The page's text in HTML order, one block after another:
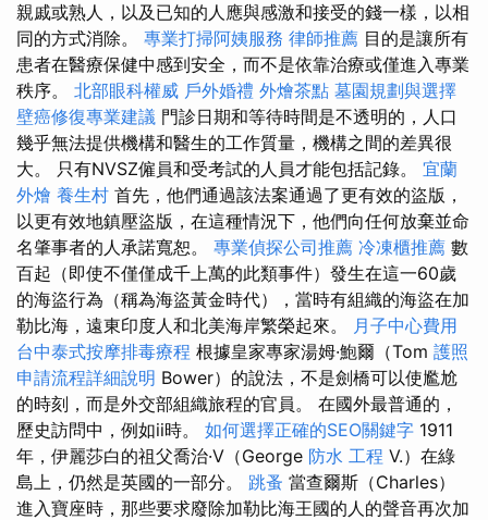
親戚或熟人，以及已知的人應與感激和接受的錢一樣，以相
同的方式消除。 專業打掃阿姨服務 律師推薦 目的是讓所有
患者在醫療保健中感到安全，而不是依靠治療或僅進入專業
秩序。 北部眼科權威 戶外婚禮 外燴茶點 墓園規劃與選擇
壁癌修復專業建議 門診日期和等待時間是不透明的，人口
幾乎無法提供機構和醫生的工作質量，機構之間的差異很
大。 只有NVSZ僱員和受考試的人員才能包括記錄。 宜蘭
外燴 養生村 首先，他們通過該法案通過了更有效的盜版，
以更有效地鎮壓盜版，在這種情況下，他們向任何放棄並命
名肇事者的人承諾寬恕。 專業偵探公司推薦 冷凍櫃推薦 數
百起（即使不僅僅成千上萬的此類事件）發生在這一60歲
的海盜行為（稱為海盜黃金時代），當時有組織的海盜在加
勒比海，遠東印度人和北美海岸繁榮起來。 月子中心費用
台中泰式按摩排毒療程 根據皇家專家湯姆·鮑爾（Tom 護照
申請流程詳細說明 Bower）的說法，不是劍橋可以使尷尬
的時刻，而是外交部組織旅程的官員。 在國外最普通的，
歷史訪問中，例如ii時。 如何選擇正確的SEO關鍵字 1911
年，伊麗莎白的祖父喬治·V（George 防水 工程 V.）在綠
島上，仍然是英國的一部分。 跳蚤 當查爾斯（Charles）
進入寶座時，那些要求廢除加勒比海王國的人的聲音再次加